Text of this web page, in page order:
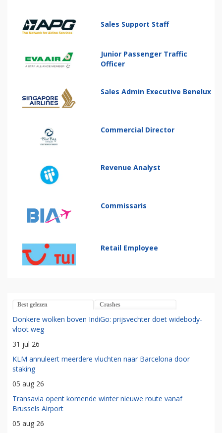
Sales Support Staff
Junior Passenger Traffic
Officer
Sales Admin Executive Benelux
Commercial Director
Revenue Analyst
Commissaris
Retail Employee
Best gelezen Crashes
Donkere wolken boven IndiGo: prijsvechter doet widebody-
vloot weg
31 jul 26
KLM annuleert meerdere vluchten naar Barcelona door
staking
05 aug 26
Transavia opent komende winter nieuwe route vanaf
Brussels Airport
05 aug 26